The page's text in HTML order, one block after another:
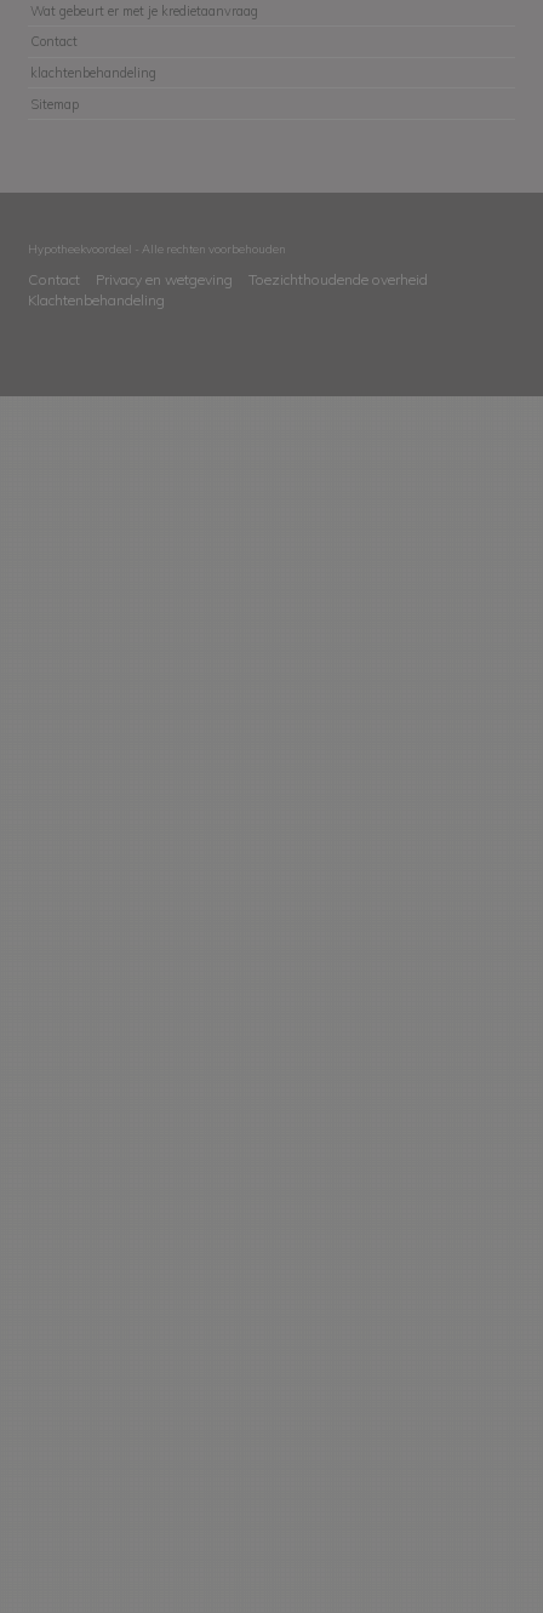
Wat gebeurt er met je kredietaanvraag
Contact
klachtenbehandeling
Sitemap
Hypotheekvoordeel - Alle rechten voorbehouden
Contact Privacy en wetgeving
Toezichthoudende overheid
Klachtenbehandeling